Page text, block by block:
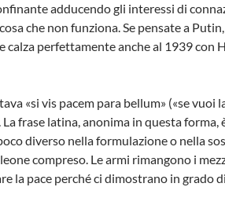
adducendo gli interessi di
che non funziona. Se pensate a Putin,
calza perfettamente anche al 1939 con
«si vis pacem para bellum» («se vuoi
frase latina, anonima in questa forma,
diverso nella formulazione o nella
compreso. Le armi rimangono i
la pace perché ci dimostrano in grado di